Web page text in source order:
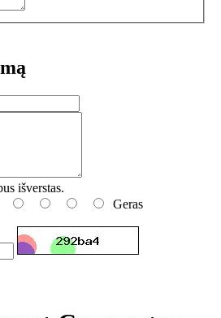
išverstas.
Geras